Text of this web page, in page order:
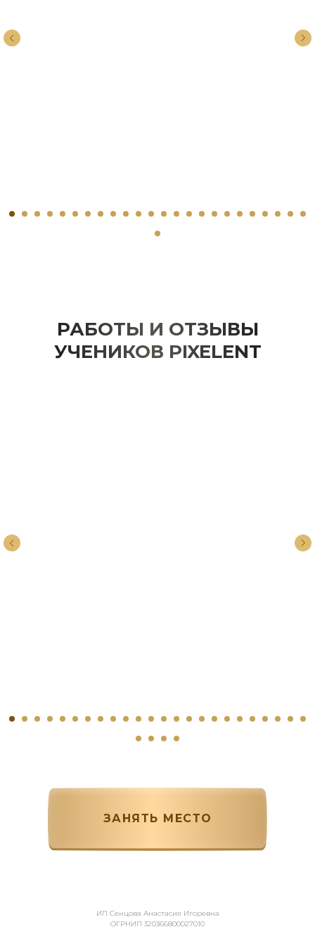
РАБОТЫ И ОТЗЫВЫ
УЧЕНИКОВ PIXELENT
ЗАНЯТЬ МЕСТО
ИП Сенцова Анастасия Игоревна
ОГРНИП 320366800027010